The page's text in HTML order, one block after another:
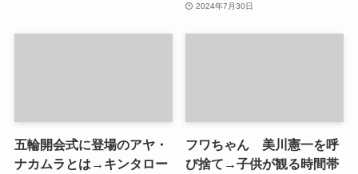
2024年7月30日
五輪開会式に登場のアヤ・
ナカムラとは→キンタロー
フワちゃん 美川憲一を呼
び捨て→子供が観る時間帯